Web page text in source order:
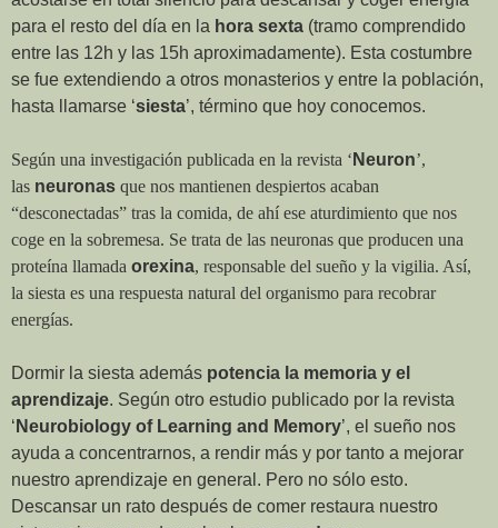
para el resto del día en la hora sexta (tramo comprendido
entre las 12h y las 15h aproximadamente). Esta costumbre
se fue extendiendo a otros monasterios y entre la población,
hasta llamarse ‘siesta’, término que hoy conocemos.
Según una investigación publicada en la revista ‘ Neuron’,
las neuronas que nos mantienen despiertos acaban
“desconectadas” tras la comida, de ahí ese aturdimiento que nos
coge en la sobremesa. Se trata de las neuronas que producen una
proteína llamada orexina, responsable del sueño y la vigilia. Así,
la siesta es una respuesta natural del organismo para recobrar
energías.
Dormir la siesta además potencia la memoria y el
aprendizaje. Según otro estudio publicado por la revista
‘ Neurobiology of Learning and Memory’, el sueño nos
ayuda a concentrarnos, a rendir más y por tanto a mejorar
nuestro aprendizaje en general. Pero no sólo esto.
Descansar un rato después de comer restaura nuestro